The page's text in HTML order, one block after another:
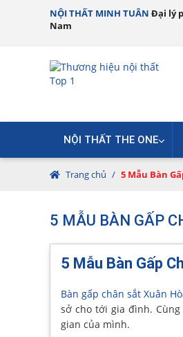
NỘI THẤT MINH TUÂN Đại lý
Nam
NỘI THẤT THE ONE
Trang chủ / 5 Mẫu Bàn
5 MẪU BÀN GẤP
5 Mẫu Bàn Gấp
Bàn gấp chân sắt Xuân
sở cho tới gia đình.
gian của mình.